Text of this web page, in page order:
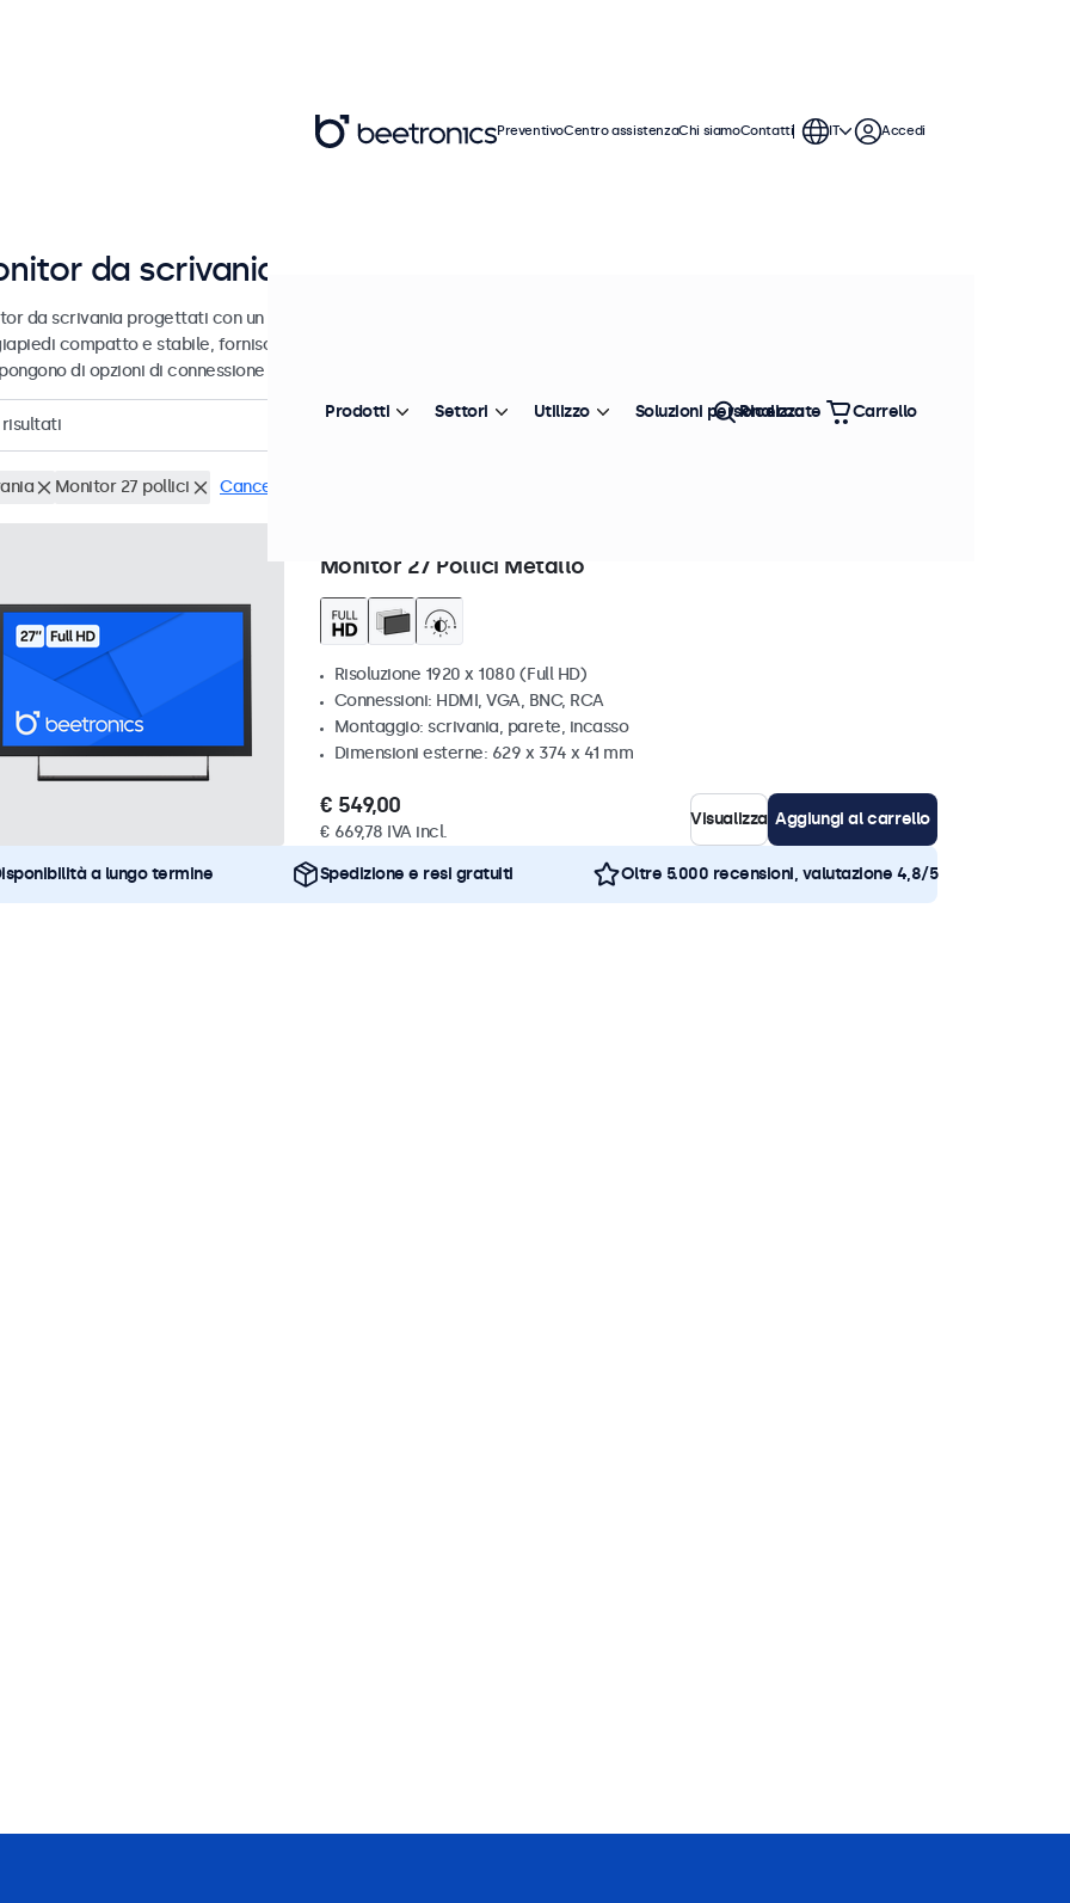
da scrivania da 7 a 32 pollici
da scrivania progettati con un robusto piedistallo regolabile. Questi monitor sono dotati di un
compatto e stabile, forniscono un'immagine estremamente nitida con un ampio angolo di visione
di opzioni di connessione versatili.
risultati Più venduto
Monitor 27 pollici Cancella i filtri
Monitor 27 Pollici Metallo
Risoluzione 1920 x 1080 (Full HD)
Connessioni: HDMI, VGA, BNC, RCA
Montaggio: scrivania, parete, incasso
Dimensioni esterne: 629 x 374 x 41 mm
€ 549,00
€ 669,78 IVA incl.
Visualizza Aggiungi al carrello
a lungo termine Spedizione e resi gratuiti Oltre 5.000 recensioni, valutazione 4,8/5
PreventivoCentro assistenzaChi siamoContatti IT Accedi
Prodotti Settori Utilizzo Soluzioni personalizzate
Ricerca Carrello